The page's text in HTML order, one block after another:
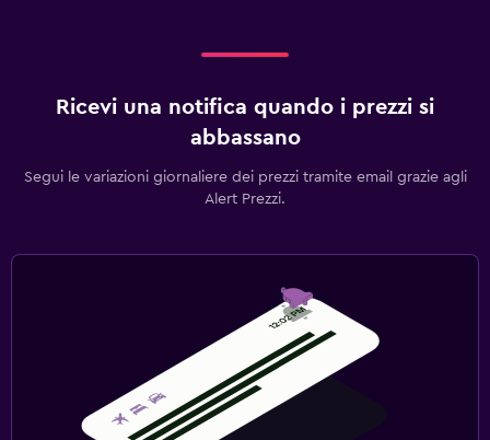
Ricevi una notifica quando i prezzi si
abbassano
Segui le variazioni giornaliere dei prezzi tramite email grazie agli
Alert Prezzi.